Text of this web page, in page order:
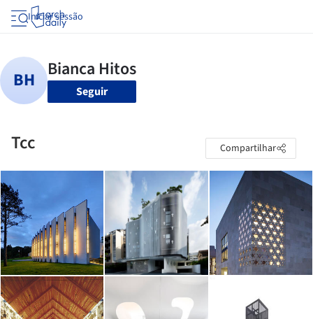
Iniciar sessão
Seguir
Tcc Compartilhar